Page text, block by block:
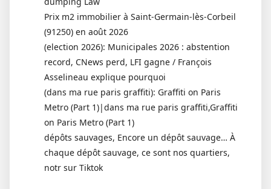
Prix m2 immobilier à Saint-Germain-lès-Corbeil
(91250) en août 2026
(election 2026): Municipales 2026 : abstention
record, CNews perd, LFI gagne / François
Asselineau explique pourquoi
(dans ma rue paris graffiti): Graffiti on Paris
Metro (Part 1)|dans ma rue paris graffiti,Graffiti
on Paris Metro (Part 1)
dépôts sauvages, Encore un dépôt sauvage… À
chaque dépôt sauvage, ce sont nos quartiers,
notr sur Tiktok